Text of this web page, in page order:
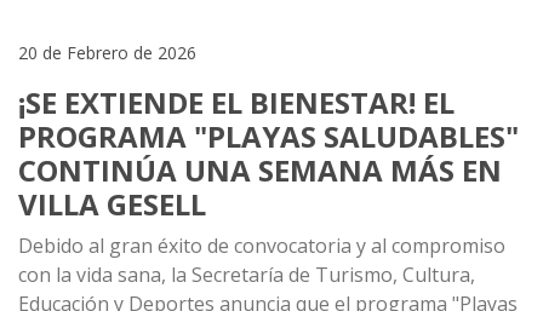
20 de Febrero de 2026
¡SE EXTIENDE EL BIENESTAR! EL
PROGRAMA "PLAYAS SALUDABLES"
CONTINÚA UNA SEMANA MÁS EN
VILLA GESELL
Debido al gran éxito de convocatoria y al compromiso
con la vida sana, la Secretaría de Turismo, Cultura,
Educación y Deportes anuncia que el programa "Playas